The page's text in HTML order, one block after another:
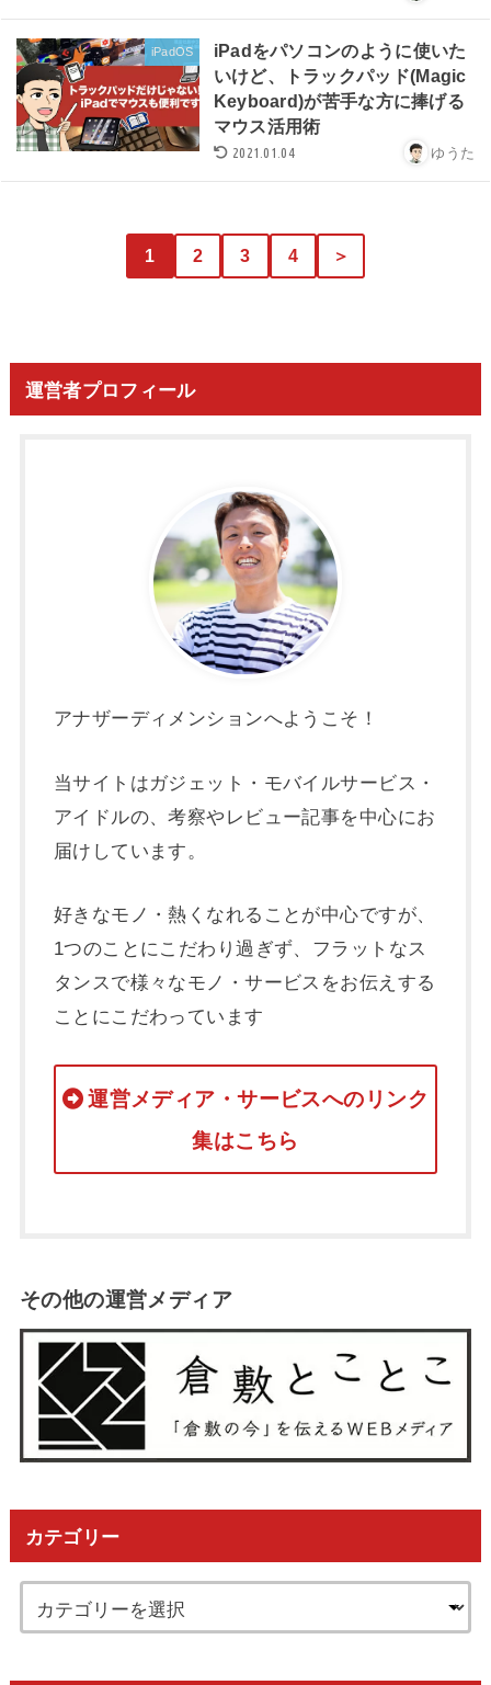
iPadOS
iPadをパソコンのように使いた
いけど、トラックパッド(Magic
Keyboard)が苦手な方に捧げる
マウス活用術
2021.01.04 ゆうた
1 2 3 4 ＞
運営者プロフィール
アナザーディメンションへようこそ！
当サイトはガジェット・モバイルサービス・
アイドルの、考察やレビュー記事を中心にお
届けしています。
好きなモノ・熱くなれることが中心ですが、
1つのことにこだわり過ぎず、フラットなス
タンスで様々なモノ・サービスをお伝えする
ことにこだわっています
運営メディア・サービスへのリンク
集はこちら
その他の運営メディア
カテゴリー